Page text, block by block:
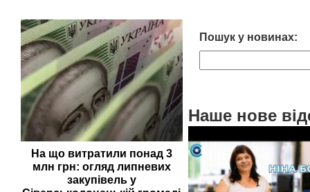
На що витратили понад 3
млн грн: огляд липневих
закупівель у
Пошук у новинах:
Наше нове